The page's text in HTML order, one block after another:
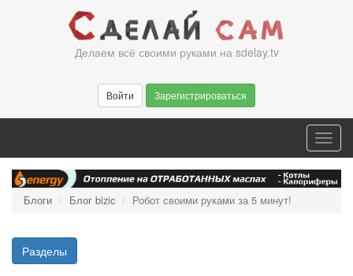
Делаем всё своими руками на sdelay.tv
Войти Зарегистрироваться
Блоги Блог bizic Робот своими руками за 5 минут!
Разделы